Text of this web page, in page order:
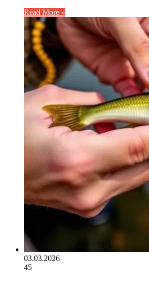
Read More »
03.03.2026
45